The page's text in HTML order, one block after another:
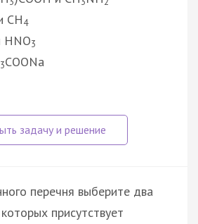
СH4
HNO3
3COONa
перечня выберите два
присутствует